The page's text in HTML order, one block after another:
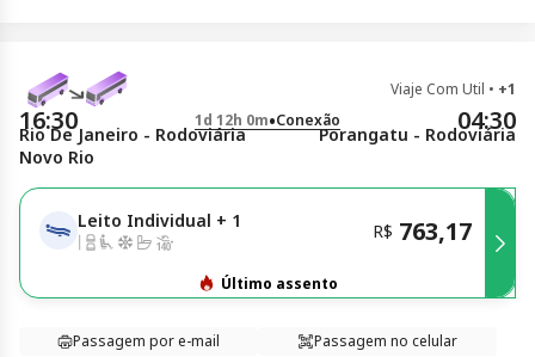
Viaje Com Util • +1
16:30 1d 12h 0m•Conexão 04:30
Rio De Janeiro - Rodoviária
Novo Rio
Porangatu - Rodoviária
Leito Individual + 1 R$ 763,17
Último assento
Passagem por e-mail Passagem no celular